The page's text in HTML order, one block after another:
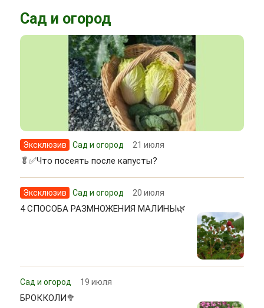
Сад и огород
Эксклюзив Сад и огород 21 июля
🥬✅Что посеять после капусты?
Эксклюзив Сад и огород 20 июля
4 СПОСОБА РАЗМНОЖЕНИЯ МАЛИНЫ🌿
Сад и огород 19 июля
БРОККОЛИ🥦